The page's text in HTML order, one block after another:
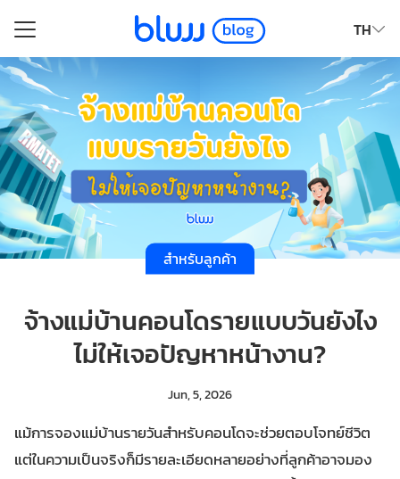
content
TH
Search
for:
สำหรับลูกค้า
จ้างแม่บ้านคอนโดรายแบบวันยังไง
ไม่ให้เจอปัญหาหน้างาน?
Jun, 5, 2026
แม้การจองแม่บ้านรายวันสำหรับคอนโดจะช่วยตอบโจทย์ชีวิต
แต่ในความเป็นจริงก็มีรายละเอียดหลายอย่างที่ลูกค้าอาจมอง